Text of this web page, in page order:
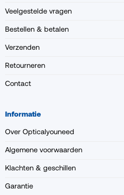
Veelgestelde vragen
Bestellen & betalen
Verzenden
Retourneren
Contact
Informatie
Over Opticalyouneed
Algemene voorwaarden
Klachten & geschillen
Garantie